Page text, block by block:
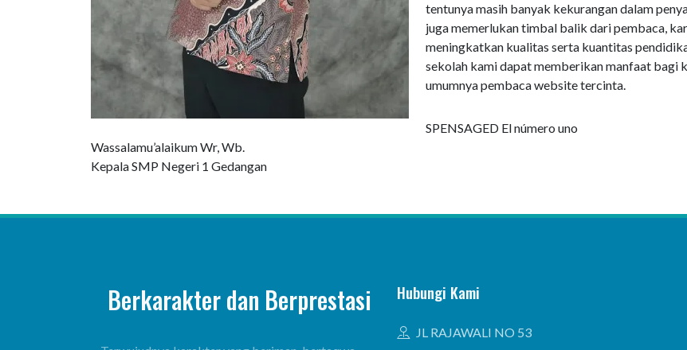
tentunya masih banyak kekurangan dalam
juga memerlukan timbal balik dari pembaca,
meningkatkan kualitas serta kuantitas
sekolah kami dapat memberikan manfaat bagi
umumnya pembaca website tercinta.
SPENSAGED El número uno
Wassalamu’alaikum Wr, Wb.
Kepala SMP Negeri 1 Gedangan
Berkarakter dan Berprestasi Hubungi Kami
JL RAJAWALI NO 53